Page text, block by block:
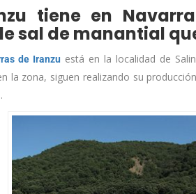
tiene en
sal de manantial
de Iranzu está en la localidad de
la zona, siguen realizando su